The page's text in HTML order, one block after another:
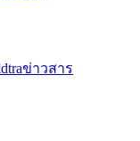
ข่าวสาร